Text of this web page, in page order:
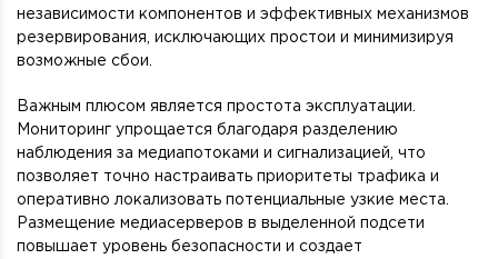
независимости компонентов и эффективных механизмов
резервирования, исключающих простои и минимизируя
возможные сбои.
Важным плюсом является простота эксплуатации.
Мониторинг упрощается благодаря разделению
наблюдения за медиапотоками и сигнализацией, что
позволяет точно настраивать приоритеты трафика и
оперативно локализовать потенциальные узкие места.
Размещение медиасерверов в выделенной подсети
повышает уровень безопасности и создает